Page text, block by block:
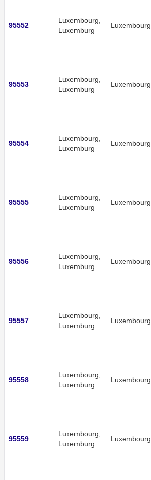
95552
Luxembourg,
Luxemburg
Luxembourg
95553
Luxembourg,
Luxemburg
Luxembourg
95554
Luxembourg,
Luxemburg
Luxembourg
95555
Luxembourg,
Luxemburg
Luxembourg
95556
Luxembourg,
Luxemburg
Luxembourg
95557
Luxembourg,
Luxemburg
Luxembourg
95558
Luxembourg,
Luxemburg
Luxembourg
95559
Luxembourg,
Luxemburg
Luxembourg